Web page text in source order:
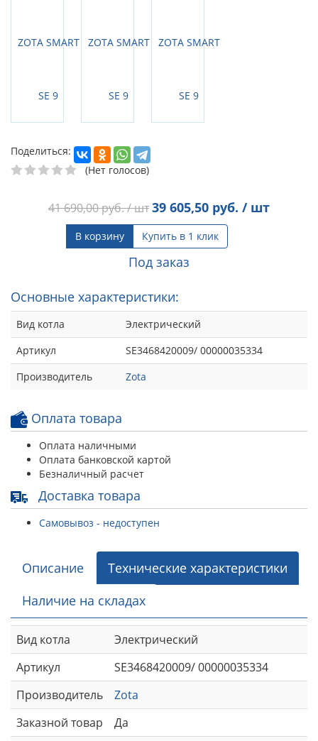
Поделиться:
(Нет голосов)
41 690,00руб. / шт39 605,50 руб. / шт
В корзину Купить в 1 клик
Под заказ
Основные характеристики:
Вид котла
Электрический
Артикул
SE3468420009/ 00000035334
Производитель
Zota
Оплата товара
Оплата наличными
Оплата банковской картой
Безналичный расчет
Доставка товара
Самовывоз - недоступен
Описание
Технические характеристики
Наличие на складах
Вид котла
Электрический
Артикул
SE3468420009/ 00000035334
Производитель
Zota
Заказной товар
Да